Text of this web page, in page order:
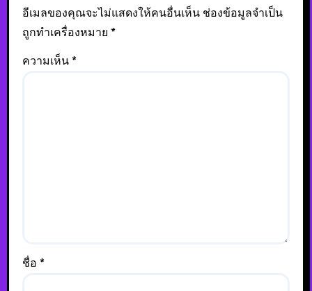
อีเมลของคุณจะไม่แสดงให้คนอื่นเห็น ช่องข้อมูลจำเป็น
ถูกทำเครื่องหมาย *
ความเห็น *
ชื่อ *